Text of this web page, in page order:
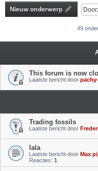
Nieuw onderwerp
49
This forum is now
Laatste bericht door
Trading fossils
Laatste bericht door
lala
Laatste bericht door Max
Reacties: 1